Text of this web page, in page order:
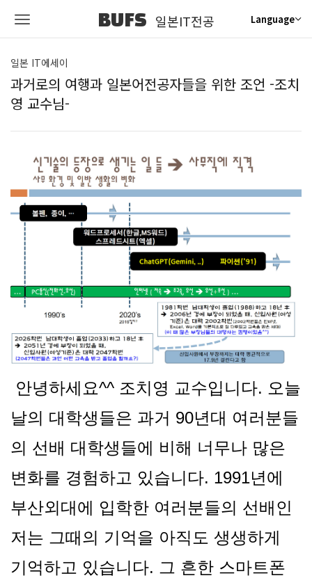
BUFS 일본IT전공 Language
일본 IT에세이
과거로의 여행과 일본어전공자들을 위한 조언 -조치
영 교수님-
안녕하세요^^ 조치영 교수입니다. 오늘
날의 대학생들은 과거 90년대 여러분들
의 선배 대학생들에 비해 너무나 많은
변화를 경험하고 있습니다. 1991년에
부산외대에 입학한 여러분들의 선배인
저는 그때의 기억을 아직도 생생하게
기억하고 있습니다. 그 흔한 스마트폰